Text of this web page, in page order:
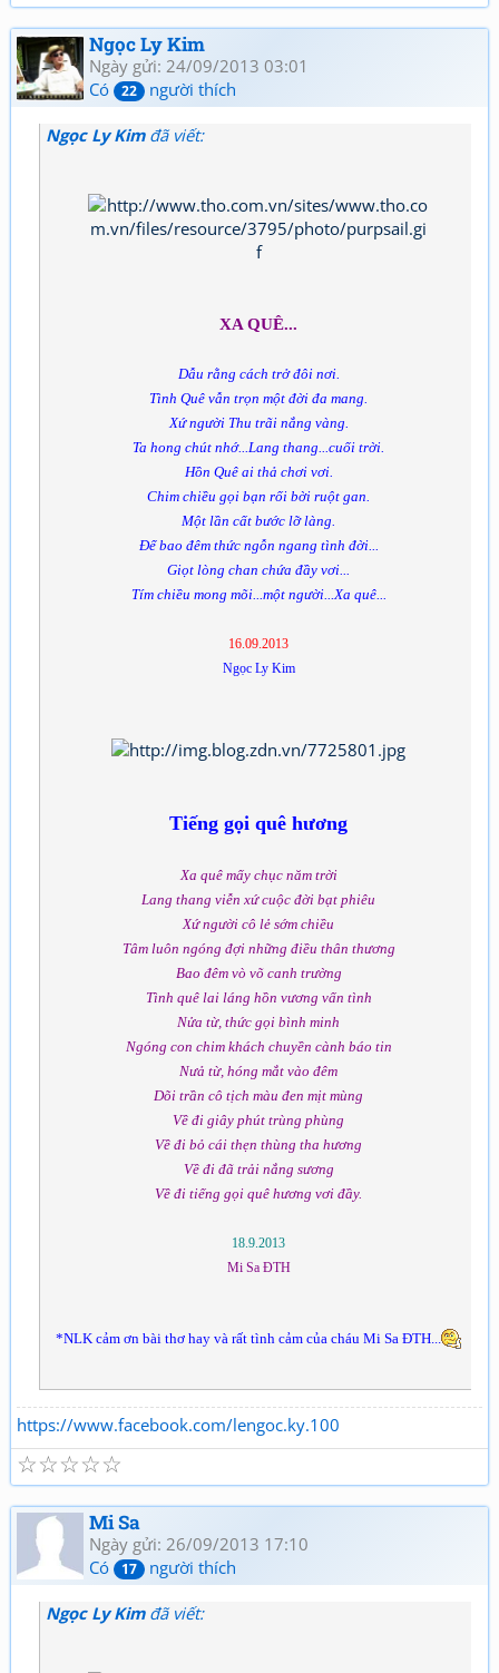
Ngọc Ly Kim
Ngày gửi: 24/09/2013 03:01
Có
22 người thích
Ngọc Ly Kimđã viết:
XA QUÊ...
Dẫu rằng cách trở đôi nơi.
Tình Quê vẫn trọn một đời đa mang.
Xứ người Thu trãi nắng vàng.
Ta hong chút nhớ...Lang thang...cuối trời.
Hồn Quê ai thả chơi vơi.
Chim chiều gọi bạn rối bời ruột gan.
Một lần cất bước lỡ làng.
Để bao đêm thức ngỗn ngang tình đời...
Giọt lòng chan chứa đầy vơi...
Tím chiều mong mõi...một người...Xa quê...
16.09.2013
Ngọc Ly Kim
Tiếng gọi quê hương
Xa quê mấy chục năm trời
Lang thang viễn xứ cuộc đời bạt phiêu
Xứ người cô lẻ sớm chiều
Tâm luôn ngóng đợi những điều thân thương
Bao đêm vò võ canh trường
Tình quê lai láng hồn vương vấn tình
Nửa từ, thức gọi bình minh
Ngóng con chim khách chuyền cành báo tin
Nưả từ, hóng mắt vào đêm
Dõi trần cô tịch màu đen mịt mùng
Về đi giây phút trùng phùng
Về đi bỏ cái thẹn thùng tha hương
Về đi đã trải nắng sương
Về đi tiếng gọi quê hương vơi đầy.
18.9.2013
Mi Sa ĐTH
*NLK cảm ơn bài thơ hay và rất tình cảm của cháu Mi Sa ĐTH...
https://www.facebook.com/lengoc.ky.100
☆
☆
☆
☆
☆
Mi Sa
Ngày gửi: 26/09/2013 17:10
Có
17 người thích
Ngọc Ly Kimđã viết: